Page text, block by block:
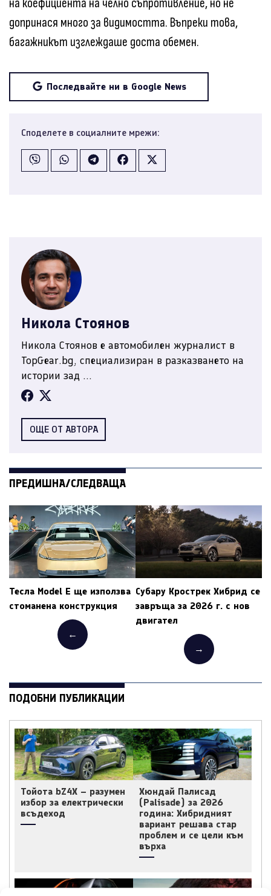
допринася много за видимостта. Въпреки това,
багажникът изглеждаше доста обемен.
Последвайте ни в Google News
Споделете в социалните мрежи:
Никола Стоянов
Никола Стоянов е автомобилен журналист в
TopGear.bg, специализиран в разказването на
истории зад ...
ОЩЕ ОТ АВТОРА
ПРЕДИШНА/СЛЕДВАЩА
Тесла Model E ще използва
стоманена конструкция
←
Субару Крострек Хибрид се
завръща за 2026 г. с нов
двигател
→
ПОДОБНИ ПУБЛИКАЦИИ
Тойота bZ4X – разумен
избор за електрически
всъдеход
Хюндай Палисад
(Palisade) за 2026
година: Хибридният
вариант решава стар
проблем и се цели към
върха